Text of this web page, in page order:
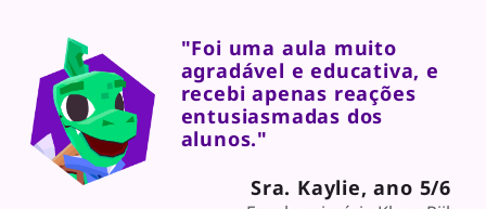
"Foi uma aula muito
agradável e educativa, e
recebi apenas reações
entusiasmadas dos
alunos."
Sra. Kaylie, ano 5/6